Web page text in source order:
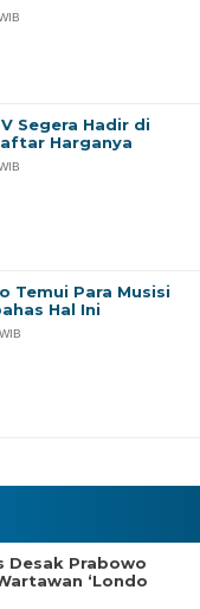
Desak Prabowo
‘Londo
Segera Hadir di
Harganya
Temui Para Musisi
Hal Ini